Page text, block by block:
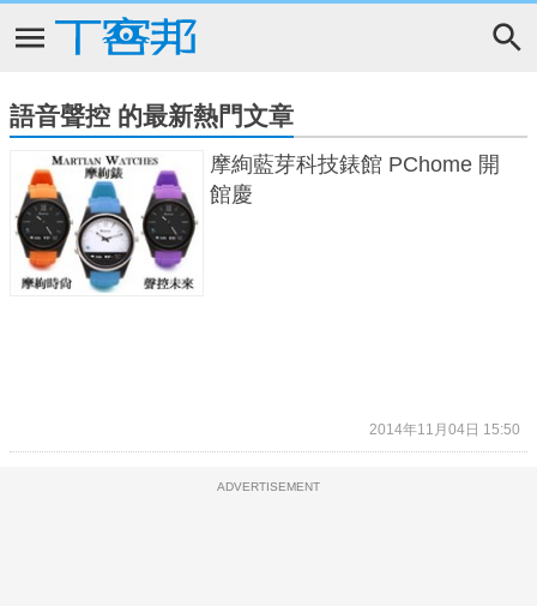
語音聲控 的最新熱門文章
摩絢藍芽科技錶館 PChome 開
館慶
2014年11月04日 15:50
ADVERTISEMENT